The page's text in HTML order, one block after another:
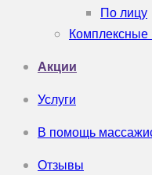
По лицу
Акции
Услуги
В помощь
Отзывы